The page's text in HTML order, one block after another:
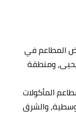
المطاعم في
ومنطقة
المأكولات
والشرق